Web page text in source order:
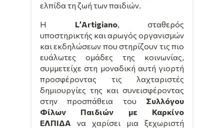
ελπίδα τη ζωή των παιδιών.
Η
L’Artigiano, σταθερός
υποστηρικτής και αρωγός οργανισμών
και εκδηλώσεων που στηρίζουν τις πιο
ευάλωτες ομάδες της κοινωνίας,
συμμετείχε στη μοναδική αυτή γιορτή
προσφέροντας τις λαχταριστές
δημιουργίες της και συνεισφέροντας
στην προσπάθεια του Συλλόγου
Φίλων Παιδιών με Καρκίνο
ΕΛΠΙΔΑ να χαρίσει μια ξεχωριστή